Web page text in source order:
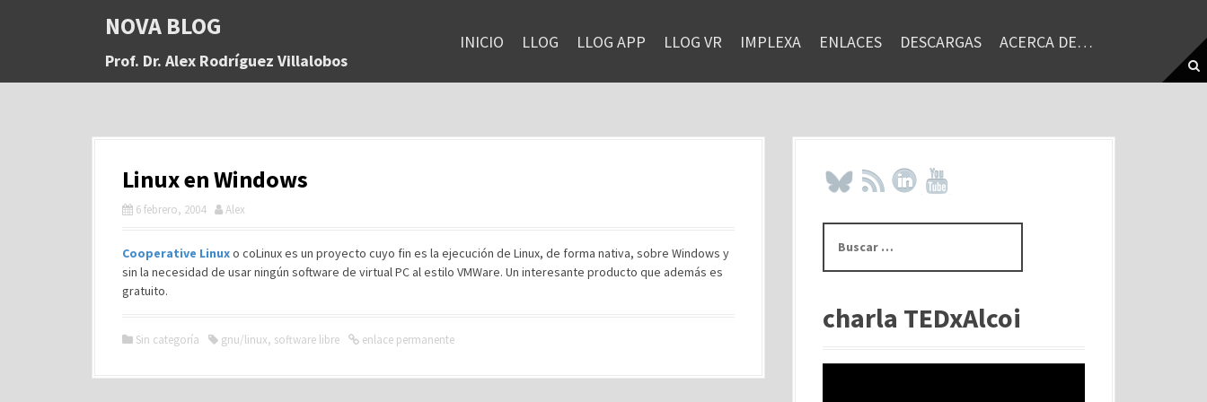
a
NOVA BLOG
Prof. Dr. Alex Rodríguez Villalobos
INICIO LLOG LLOG APP LLOG VR IMPLEXA ENLACES DESCARGAS ACERCA DE…
Linux en Windows
6 febrero, 2004 Alex
Cooperative Linuxo coLinux es un proyecto cuyo fin es la ejecución de Linux, de forma nativa, sobre Windows y
sin la necesidad de usar ningún software de virtual PC al estilo VMWare. Un interesante producto que además es
gratuito.
Sin categoría gnu/linux, software libre enlace permanente
s
rcharla TEDxAlcoi